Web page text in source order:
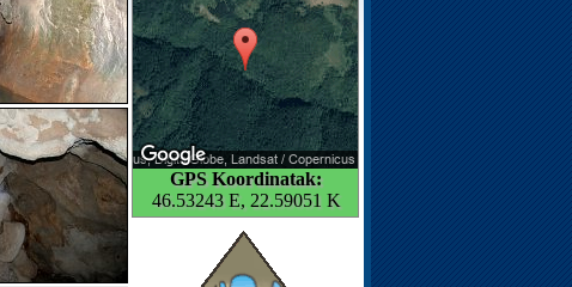
GPS Koordinatak:
46.53243 E, 22.59051 K